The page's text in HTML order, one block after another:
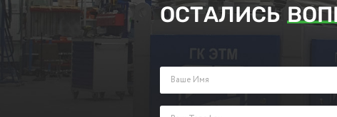
ОСТАЛИСЬ
Заполните поля ниже и оставьте